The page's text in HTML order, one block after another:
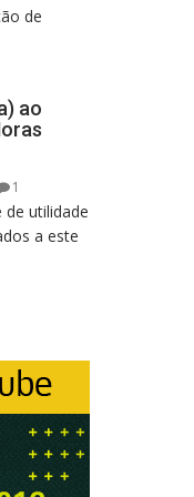
de
ao
1
utilidade
a este